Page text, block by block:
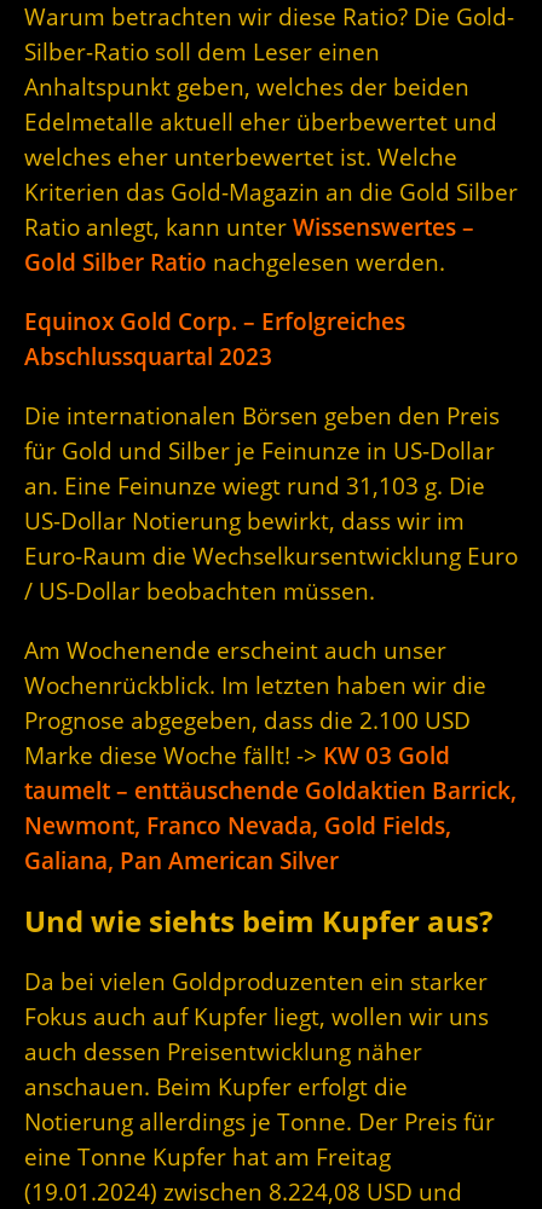
Warum betrachten wir diese Ratio? Die Gold-
Silber-Ratio soll dem Leser einen
Anhaltspunkt geben, welches der beiden
Edelmetalle aktuell eher überbewertet und
welches eher unterbewertet ist. Welche
Kriterien das Gold-Magazin an die Gold Silber
Ratio anlegt, kann unter Wissenswertes –
Gold Silber Ratio nachgelesen werden.
Equinox Gold Corp. – Erfolgreiches
Abschlussquartal 2023
Die internationalen Börsen geben den Preis
für Gold und Silber je Feinunze in US-Dollar
an. Eine Feinunze wiegt rund 31,103 g. Die
US-Dollar Notierung bewirkt, dass wir im
Euro-Raum die Wechselkursentwicklung Euro
/ US-Dollar beobachten müssen.
Am Wochenende erscheint auch unser
Wochenrückblick. Im letzten haben wir die
Prognose abgegeben, dass die 2.100 USD
Marke diese Woche fällt! -> KW 03 Gold
taumelt – enttäuschende Goldaktien Barrick,
Newmont, Franco Nevada, Gold Fields,
Galiana, Pan American Silver
Und wie siehts beim Kupfer aus?
Da bei vielen Goldproduzenten ein starker
Fokus auch auf Kupfer liegt, wollen wir uns
auch dessen Preisentwicklung näher
anschauen. Beim Kupfer erfolgt die
Notierung allerdings je Tonne. Der Preis für
eine Tonne Kupfer hat am Freitag
(19.01.2024) zwischen 8.224,08 USD und